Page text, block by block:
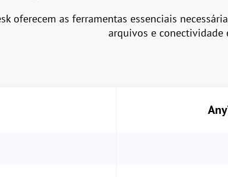
oferecem as ferramentas essenciais
arquivos e conectividade